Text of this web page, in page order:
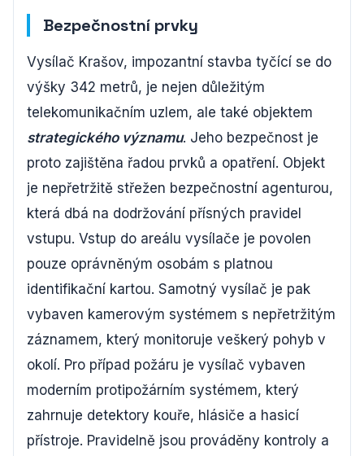
Bezpečnostní prvky
Vysílač Krašov, impozantní stavba tyčící se do
výšky 342 metrů, je nejen důležitým
telekomunikačním uzlem, ale také objektem
strategického významu. Jeho bezpečnost je
proto zajištěna řadou prvků a opatření. Objekt
je nepřetržitě střežen bezpečnostní agenturou,
která dbá na dodržování přísných pravidel
vstupu. Vstup do areálu vysílače je povolen
pouze oprávněným osobám s platnou
identifikační kartou. Samotný vysílač je pak
vybaven kamerovým systémem s nepřetržitým
záznamem, který monitoruje veškerý pohyb v
okolí. Pro případ požáru je vysílač vybaven
moderním protipožárním systémem, který
zahrnuje detektory kouře, hlásiče a hasicí
přístroje. Pravidelně jsou prováděny kontroly a